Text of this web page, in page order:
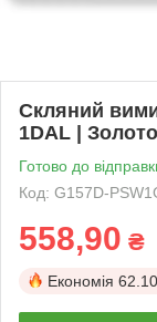
Скляний
1DAL |
Готово до
Код: G157D-
558,90 ₴
Економія